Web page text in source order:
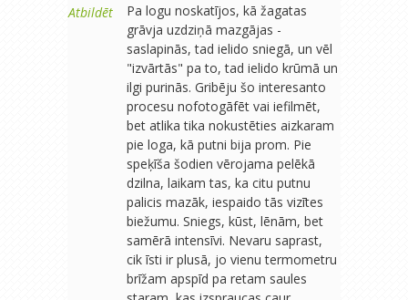
Atbildēt
Pa logu noskatījos, kā žagatas
grāvja uzdziņā mazgājas -
saslapinās, tad ielido sniegā, un vēl
"izvārtās" pa to, tad ielido krūmā un
ilgi purinās. Gribēju šo interesanto
procesu nofotogāfēt vai iefilmēt,
bet atlika tika nokustēties aizkaram
pie loga, kā putni bija prom. Pie
speķīša šodien vērojama pelēkā
dzilna, laikam tas, ka citu putnu
palicis mazāk, iespaido tās vizītes
biežumu. Sniegs, kūst, lēnām, bet
samērā intensīvi. Nevaru saprast,
cik īsti ir plusā, jo vienu termometru
brīžam apspīd pa retam saules